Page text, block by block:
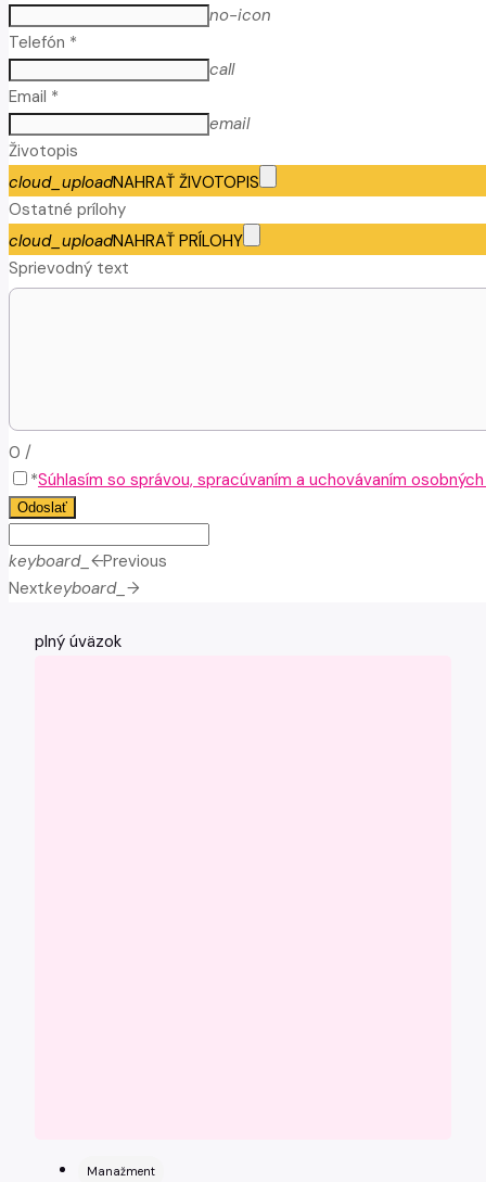
no-icon
Telefón *
call
Email *
email
Životopis
cloud_uploadNAHRAŤ ŽIVOTOPIS
Ostatné prílohy
cloud_uploadNAHRAŤ PRÍLOHY
Sprievodný text
0 /
*Súhlasím so správou, spracúvaním a uchovávaním
Odoslať
keyboard_arrow_leftPrevious
Nextkeyboard_arrow_right
plný úväzok
Manažment